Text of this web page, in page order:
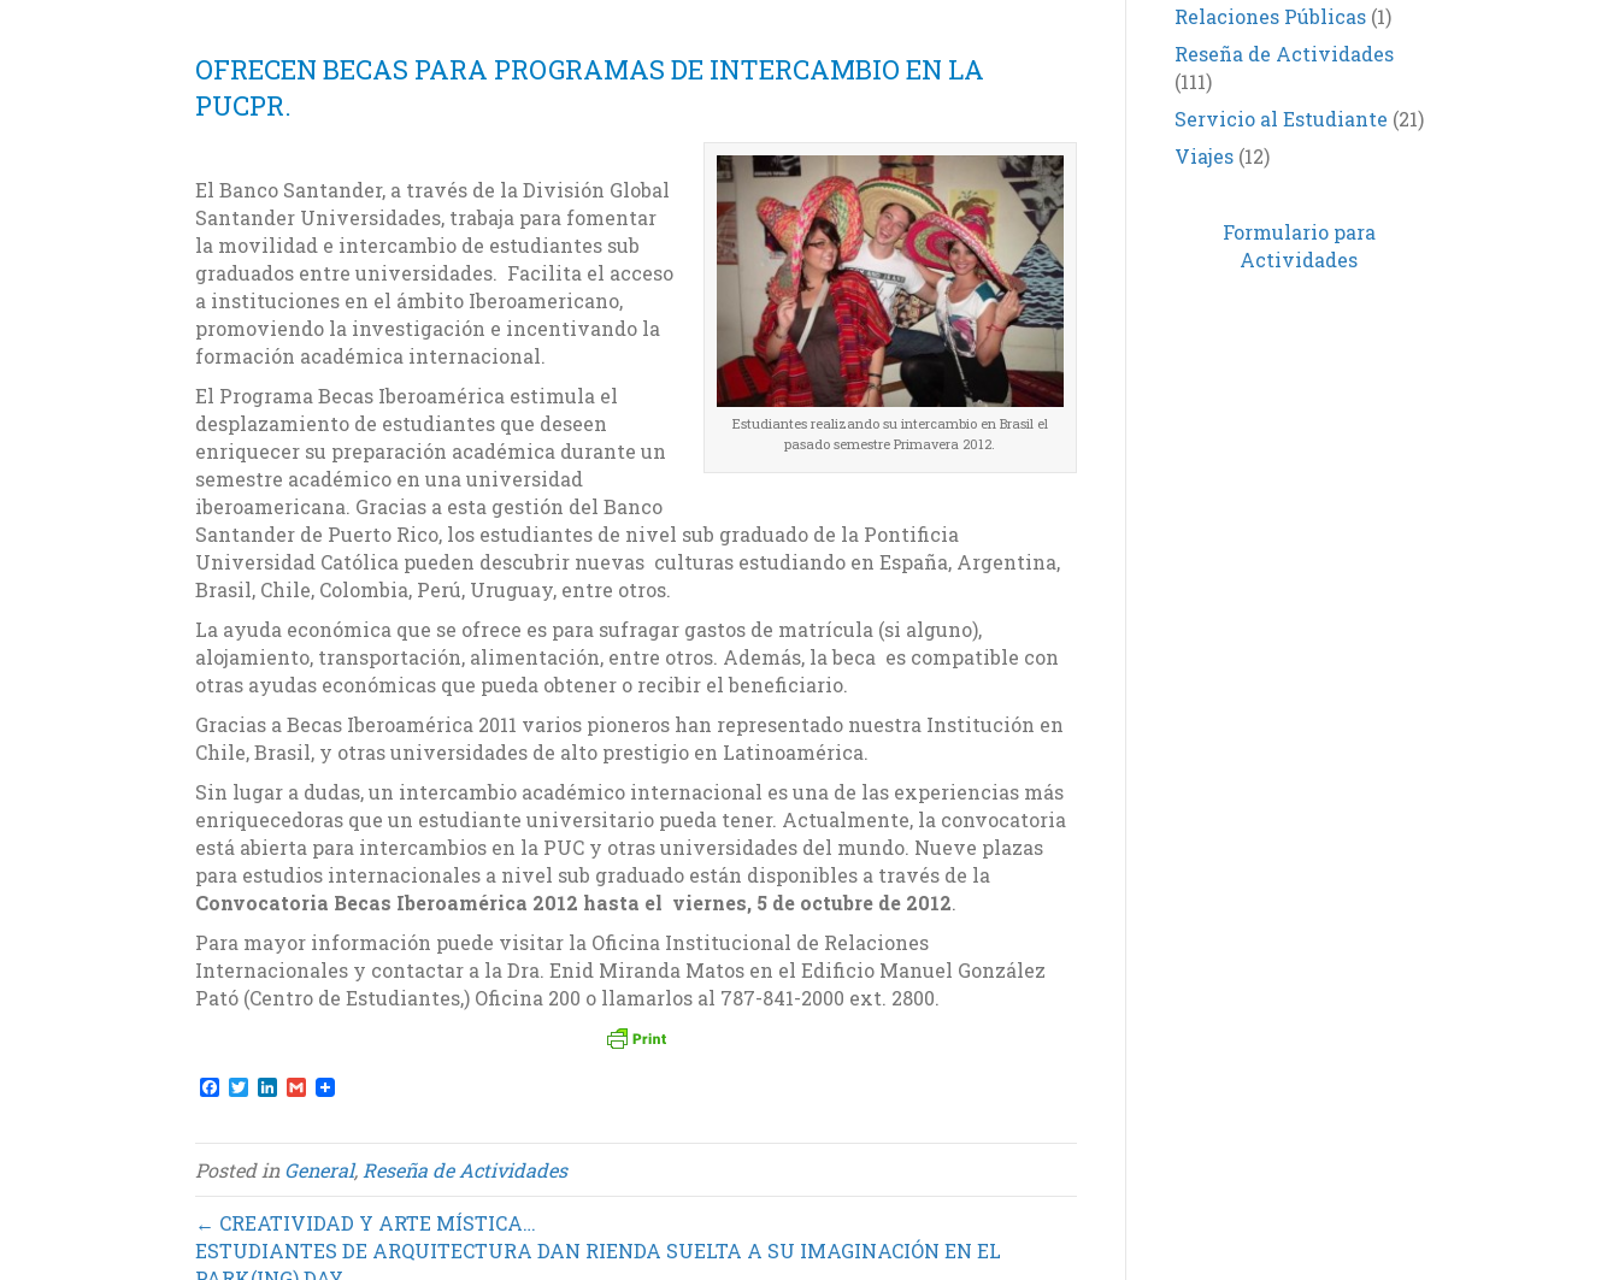
OFRECEN BECAS PARA PROGRAMAS DE INTERCAMBIO EN LA
PUCPR.
Estudiantes realizando su intercambio en Brasil el
pasado semestre Primavera 2012.
El Banco Santander, a través de la División Global
Santander Universidades, trabaja para fomentar
la movilidad e intercambio de estudiantes sub
graduados entre universidades. Facilita el acceso
a instituciones en el ámbito Iberoamericano,
promoviendo la investigación e incentivando la
formación académica internacional.
El Programa Becas Iberoamérica estimula el
desplazamiento de estudiantes que deseen
enriquecer su preparación académica durante un
semestre académico en una universidad
iberoamericana. Gracias a esta gestión del Banco
Santander de Puerto Rico, los estudiantes de nivel sub graduado de la Pontificia
Universidad Católica pueden descubrir nuevas culturas estudiando en España, Argentina,
Brasil, Chile, Colombia, Perú, Uruguay, entre otros.
La ayuda económica que se ofrece es para sufragar gastos de matrícula (si alguno),
alojamiento, transportación, alimentación, entre otros. Además, la beca es compatible con
otras ayudas económicas que pueda obtener o recibir el beneficiario.
Gracias a Becas Iberoamérica 2011 varios pioneros han representado nuestra Institución en
Chile, Brasil, y otras universidades de alto prestigio en Latinoamérica.
Sin lugar a dudas, un intercambio académico internacional es una de las experiencias más
enriquecedoras que un estudiante universitario pueda tener. Actualmente, la convocatoria
está abierta para intercambios en la PUC y otras universidades del mundo. Nueve plazas
para estudios internacionales a nivel sub graduado están disponibles a través de la
Convocatoria Becas Iberoamérica 2012 hasta el viernes, 5 de octubre de 2012.
Para mayor información puede visitar la Oficina Institucional de Relaciones
Internacionales y contactar a la Dra. Enid Miranda Matos en el Edificio Manuel González
Pató (Centro de Estudiantes,) Oficina 200 o llamarlos al 787-841-2000 ext. 2800.
F
a
e
b
o
o
k
T
w
t
t
e
r
L
k
e
d
I
n
G
m
i
l
Posted inGeneral, Reseña de Actividades
← CREATIVIDAD Y ARTE MÍSTICA…
ESTUDIANTES DE ARQUITECTURA DAN RIENDA SUELTA A SU IMAGINACIÓN EN EL
Relaciones Públicas(1)
Reseña de Actividades
(111)
Servicio al Estudiante (21)
Viajes(12)
Formulario para
Actividades